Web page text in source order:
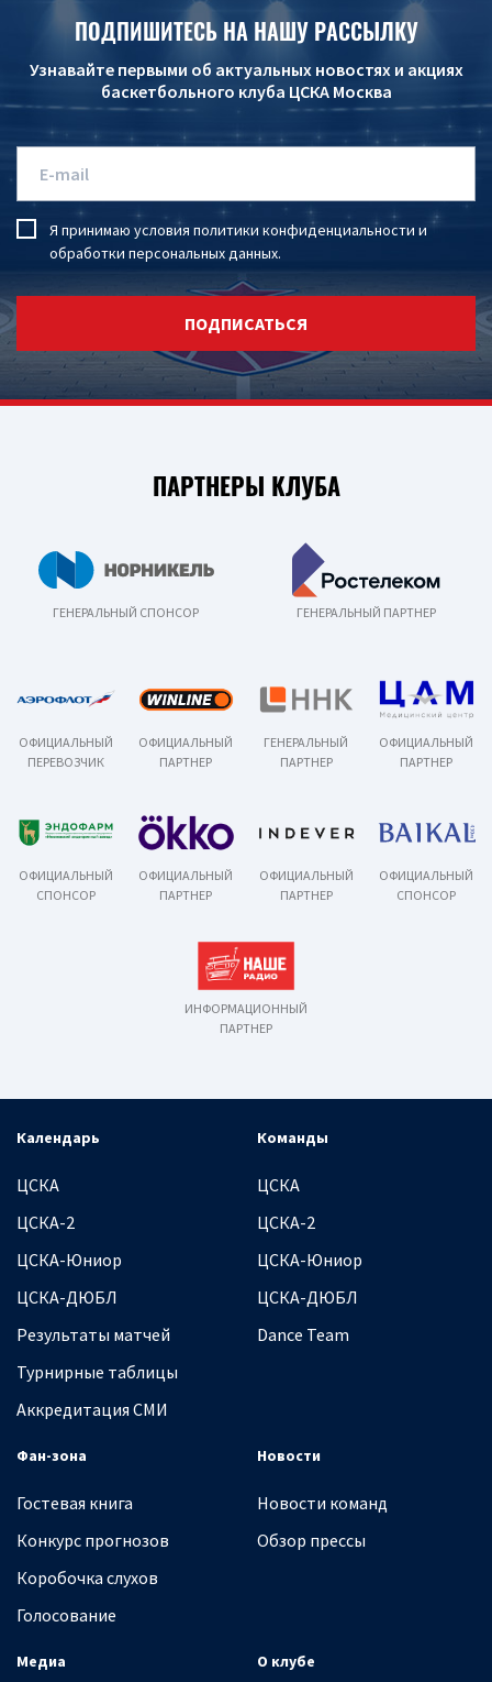
ПОДПИШИТЕСЬ НА НАШУ РАССЫЛКУ
Узнавайте первыми об актуальных новостях и акциях
баскетбольного клуба ЦСКА Москва
Я принимаю условия политики конфиденциальности и
обработки персональных данных.
ПОДПИСАТЬСЯ
ПАРТНЕРЫ КЛУБА
ГЕНЕРАЛЬНЫЙ СПОНСОР ГЕНЕРАЛЬНЫЙ ПАРТНЕР
ОФИЦИАЛЬНЫЙ
ПЕРЕВОЗЧИК
ОФИЦИАЛЬНЫЙ
ПАРТНЕР
ГЕНЕРАЛЬНЫЙ
ПАРТНЕР
ОФИЦИАЛЬНЫЙ
ПАРТНЕР
ОФИЦИАЛЬНЫЙ
СПОНСОР
ОФИЦИАЛЬНЫЙ
ПАРТНЕР
ОФИЦИАЛЬНЫЙ
ПАРТНЕР
ОФИЦИАЛЬНЫЙ
СПОНСОР
ИНФОРМАЦИОННЫЙ
ПАРТНЕР
Календарь
ЦСКА
ЦСКА-2
ЦСКА-Юниор
ЦСКА-ДЮБЛ
Результаты матчей
Турнирные таблицы
Аккредитация СМИ
Команды
ЦСКА
ЦСКА-2
ЦСКА-Юниор
ЦСКА-ДЮБЛ
Dance Team
Фан-зона
Гостевая книга
Конкурс прогнозов
Коробочка слухов
Голосование
Новости
Новости команд
Обзор прессы
Медиа О клубе